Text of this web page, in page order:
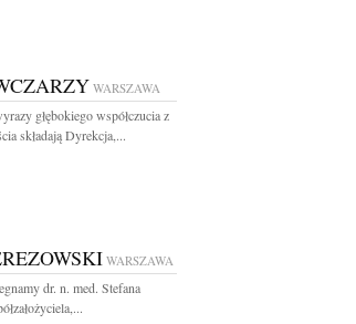
WARSZAWA
głębokiego współczucia z
składają Dyrekcja,...
WARSZAWA
dr. n. med. Stefana